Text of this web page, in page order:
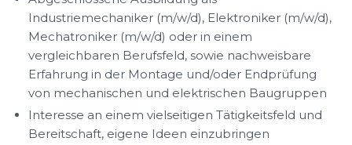
Industriemechaniker (m/w/d), Elektroniker (m/w/d),
Mechatroniker (m/w/d) oder in einem
vergleichbaren Berufsfeld, sowie nachweisbare
Erfahrung in der Montage und/oder Endprüfung
von mechanischen und elektrischen Baugruppen
Interesse an einem vielseitigen Tätigkeitsfeld und
Bereitschaft, eigene Ideen einzubringen